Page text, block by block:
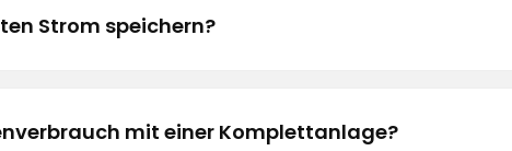
Strom speichern?
mit einer Komplettanlage?